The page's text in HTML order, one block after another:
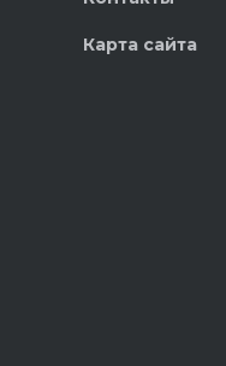
Карта сайта